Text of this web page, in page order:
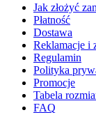
Jak złożyć
Płatność
Dostawa
Reklamacje i
Regulamin
Polityka
Promocje
Tabela
FAQ